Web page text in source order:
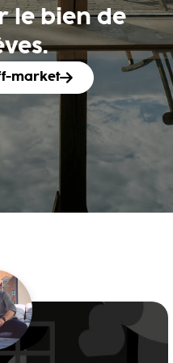
le bien de
market